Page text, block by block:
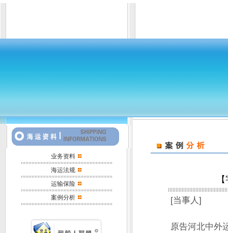
业务资料
海运法规
运输保险
案例分析
[当事人]
原告河北中外